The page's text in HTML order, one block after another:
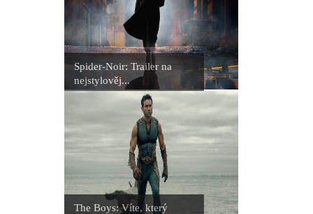
Spider-Noir: Trailer na
nejstylověj...
The Boys: Víte, který